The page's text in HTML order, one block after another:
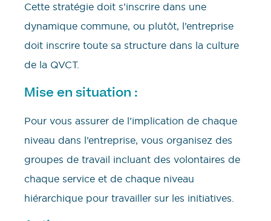
Cette stratégie doit s’inscrire dans une
dynamique commune, ou plutôt, l’entreprise
doit inscrire toute sa structure dans la culture
de la QVCT.
Mise en situation :
Pour vous assurer de l’implication de chaque
niveau dans l’entreprise, vous organisez des
groupes de travail incluant des volontaires de
chaque service et de chaque niveau
hiérarchique pour travailler sur les initiatives.